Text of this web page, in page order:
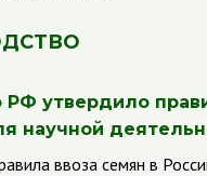
РФ утвердило
научной
ввоза семян в